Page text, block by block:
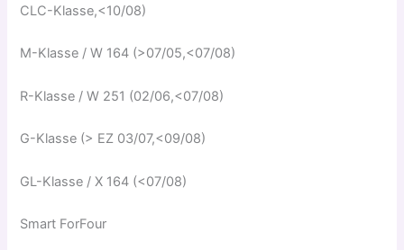
CLC-Klasse,<10/08)
M-Klasse / W 164 (>07/05,<07/08)
R-Klasse / W 251 (02/06,<07/08)
G-Klasse (> EZ 03/07,<09/08)
GL-Klasse / X 164 (<07/08)
Smart ForFour